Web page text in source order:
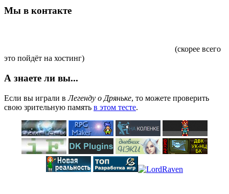
Мы в контакте
(скорее всего
это пойдёт на хостинг)
А знаете ли вы...
Если вы играли вЛегенду о Дряньке, то можете проверить
свою зрительную память в этом тесте.